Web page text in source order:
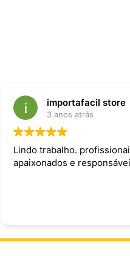
importafacil store
3 anos atrás
Lindo trabalho.
apaixonados e